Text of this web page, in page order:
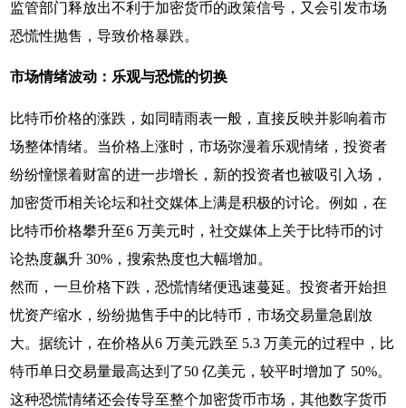
监管部门释放出不利于加密货币的政策信号，又会引发市场
恐慌性抛售，导致价格暴跌。
市场情绪波动：乐观与恐慌的切换
比特币价格的涨跌，如同晴雨表一般，直接反映并影响着市
场整体情绪。当价格上涨时，市场弥漫着乐观情绪，投资者
纷纷憧憬着财富的进一步增长，新的投资者也被吸引入场，
加密货币相关论坛和社交媒体上满是积极的讨论。例如，在
比特币价格攀升至6 万美元时，社交媒体上关于比特币的讨
论热度飙升 30%，搜索热度也大幅增加。
然而，一旦价格下跌，恐慌情绪便迅速蔓延。投资者开始担
忧资产缩水，纷纷抛售手中的比特币，市场交易量急剧放
大。据统计，在价格从6 万美元跌至 5.3 万美元的过程中，比
特币单日交易量最高达到了50 亿美元，较平时增加了 50%。
这种恐慌情绪还会传导至整个加密货币市场，其他数字货币